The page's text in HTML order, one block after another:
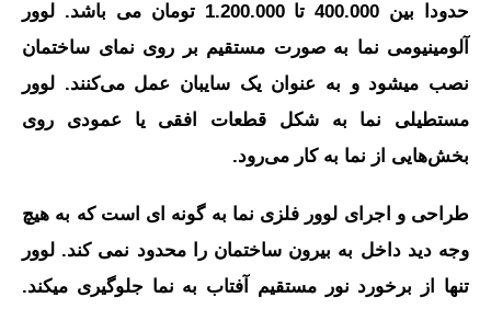
حدودا بین 400.000 تا 1.200.000 تومان می باشد. لوور
آلومینیومی نما به صورت مستقیم بر روی نمای ساختمان
نصب میشود و به‌ عنوان یک سایبان عمل می‌کنند. لوور
مستطیلی نما به شکل قطعات افقی یا عمودی روی
بخش‌هایی از نما به‌ کار می‌رود.
طراحی و اجرای لوور فلزی نما به گونه ای است که به هیچ
وجه دید داخل به بیرون ساختمان را محدود نمی کند. لوور
تنها از برخورد نور مستقیم آفتاب به نما جلوگیری میکند.